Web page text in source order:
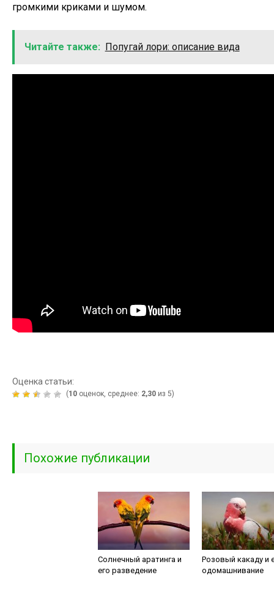
громкими криками и шумом.
Читайте также: Попугай лори: описание вида
Оценка статьи:
(10оценок, среднее: 2,30из 5)
Похожие публикации
Солнечный аратинга и
его разведение
Розовый какаду и
одомашнивание